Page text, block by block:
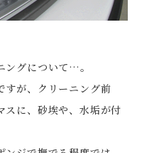
ングについて…。
すが、クリーニング前
スに、砂埃や、水垢が付